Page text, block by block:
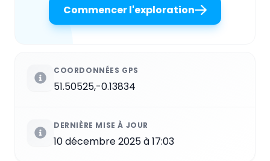
Commencer l'exploration
COORDONNÉES GPS
51.50525,-0.13834
DERNIÈRE MISE À JOUR
10 décembre 2025 à 17:03